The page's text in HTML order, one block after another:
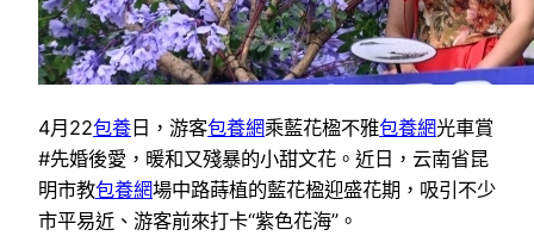
4月22包養 日，游客包養網乘藍花楹不雅包養網光車賞
#先婚後愛，暖和又殘暴的小甜文花。近日，云南省昆
明市教包養網場中路蒔植的藍花楹迎盛花期，吸引不少
市平易近、游客前來打卡“紫色花海”。